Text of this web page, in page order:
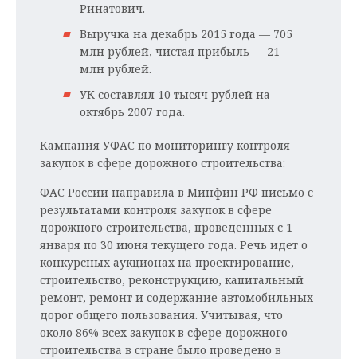
Ринатович.
Выручка на декабрь 2015 года — 705
млн рублей, чистая прибыль — 21
млн рублей.
УК составлял 10 тысяч рублей на
октябрь 2007 года.
Кампания УФАС по мониторингу контроля
закупок в сфере дорожного строительства:
ФАС России направила в Минфин РФ письмо с
результатами контроля закупок в сфере
дорожного строительства, проведенных с 1
января по 30 июня текущего года. Речь идет о
конкурсных аукционах на проектирование,
строительство, реконструкцию, капитальный
ремонт, ремонт и содержание автомобильных
дорог общего пользования. Учитывая, что
около 86% всех закупок в сфере дорожного
строительства в стране было проведено в